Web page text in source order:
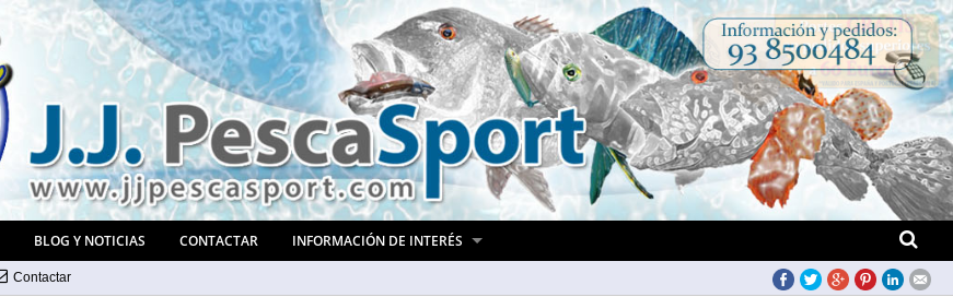
BLOG Y NOTICIAS CONTACTAR INFORMACIÓN DE INTERÉS
Contactar